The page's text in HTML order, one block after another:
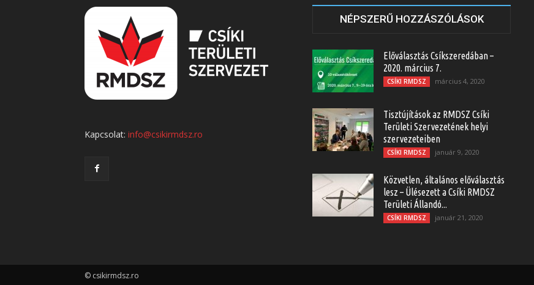
Kapcsolat: info@csikirmdsz.ro
NÉPSZERŰ HOZZÁSZÓLÁSOK
Előválasztás Csíkszeredában –
2020. március 7.
CSÍKI RMDSZ március 4, 2020
Tisztújítások az RMDSZ Csíki
Területi Szervezetének helyi
szervezeteiben
CSÍKI RMDSZ január 9, 2020
Közvetlen, általános előválasztás
lesz – Ülésezett a Csíki RMDSZ
Területi Állandó...
CSÍKI RMDSZ január 21, 2020
© csikirmdsz.ro